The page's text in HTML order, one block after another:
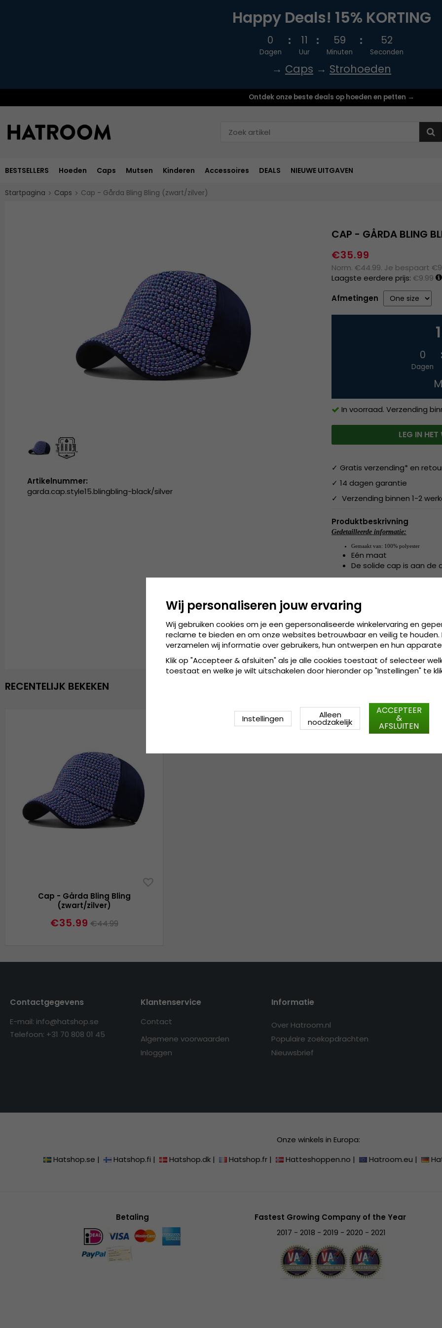
Happy Deals! 15% KORTING
0
Dagen
11
Uur
59
Minuten
51
Seconden
→ Caps → Strohoeden
Ontdek onze beste deals op hoeden en petten →
BESTSELLERS Hoeden Caps Mutsen Kinderen Accessoires DEALS NIEUWE UITGAVEN
Startpagina Caps Cap - Gårda Bling Bling (zwart/zilver)
CAP - GÅRDA BLING
€35.99
Norm. €44.99. Je bespaart
Laagste eerdere prijs: €9.99
Afmetingen
0
Dagen
In voorraad. Verzending
LEG IN
✓ Gratis verzending* en
✓ 14 dagen garantie
✓ Verzending binnen 1-2
Produktbeskrivning
Gedetailleerde informatie:
Gemaakt van: 100% polyester
Eén maat
De solide cap is aan de
de cap is verkrijgbaar
Artikelnummer:
garda.cap.style15.blingbling-black/silver
RECENTELIJK BEKEKEN
Cap - Gårda Bling Bling
(zwart/zilver)
€35.99 €44.99
Contactgegevens
E-mail: info@hatshop.se
Telefoon: +31 70 808 01 45
Klantenservice
Contact
Algemene voorwaarden
Inloggen
Informatie
Over Hatroom.nl
Populaire zoekopdrachten
Nieuwsbrief
Onze winkels in Europa:
Hatshop.se | Hatshop.fi | Hatshop.dk | Hatshop.fr | Hatteshoppen.no | Hatroom.eu |
Betaling
Fastest Growing Company of the Year
2017 - 2018 - 2019 - 2020 - 2021
Wij personaliseren jouw ervaring
Wij gebruiken cookies om je een gepersonaliseerde winkelervaring en
reclame te bieden en om onze websites betrouwbaar en veilig te houden.
verzamelen wij informatie over gebruikers, hun ontwerpen en hun
Klik op "Accepteer & afsluiten" als je alle cookies toestaat of selecteer
toestaat en welke je wilt uitschakelen door hieronder op "Instellingen" te
Instellingen Alleen
noodzakelijk
ACCEPTEER
&
AFSLUITEN